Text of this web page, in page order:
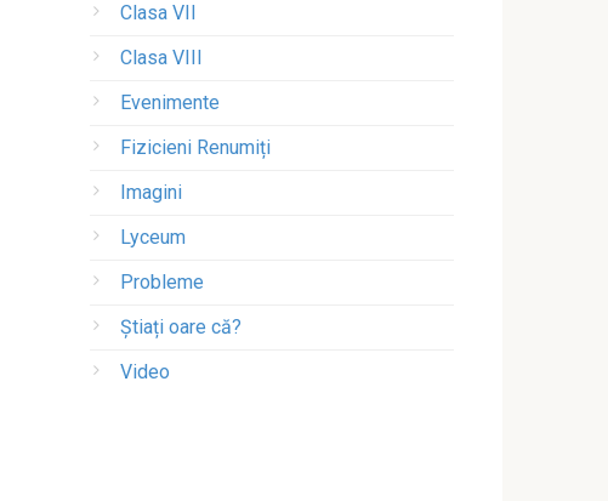
Clasa VII
Clasa VIII
Evenimente
Fizicieni Renumiți
Imagini
Lyceum
Probleme
Știați oare că?
Video